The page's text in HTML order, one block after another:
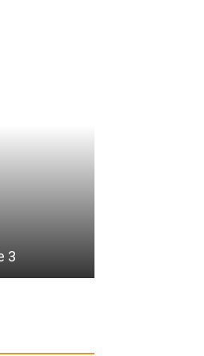
4